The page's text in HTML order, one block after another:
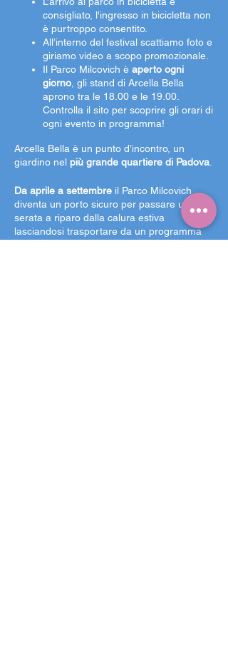
consigliato, l'ingresso in bicicletta non
è purtroppo consentito.
All’interno del festival scattiamo foto e
giriamo video a scopo promozionale.
Il Parco Milcovich è aperto ogni
giorno , gli stand di Arcella Bella
aprono tra le 18.00 e le 19.00.
Controlla il sito per scoprire gli orari di
ogni evento in programma!
Arcella Bella è un punto d’incontro, un
giardino nel più grande quartiere di Padova
Da aprile a settembre il Parco Milcovich
diventa un porto sicuro per passare una
serata a riparo dalla calura estiva
lasciandosi trasportare da un programma